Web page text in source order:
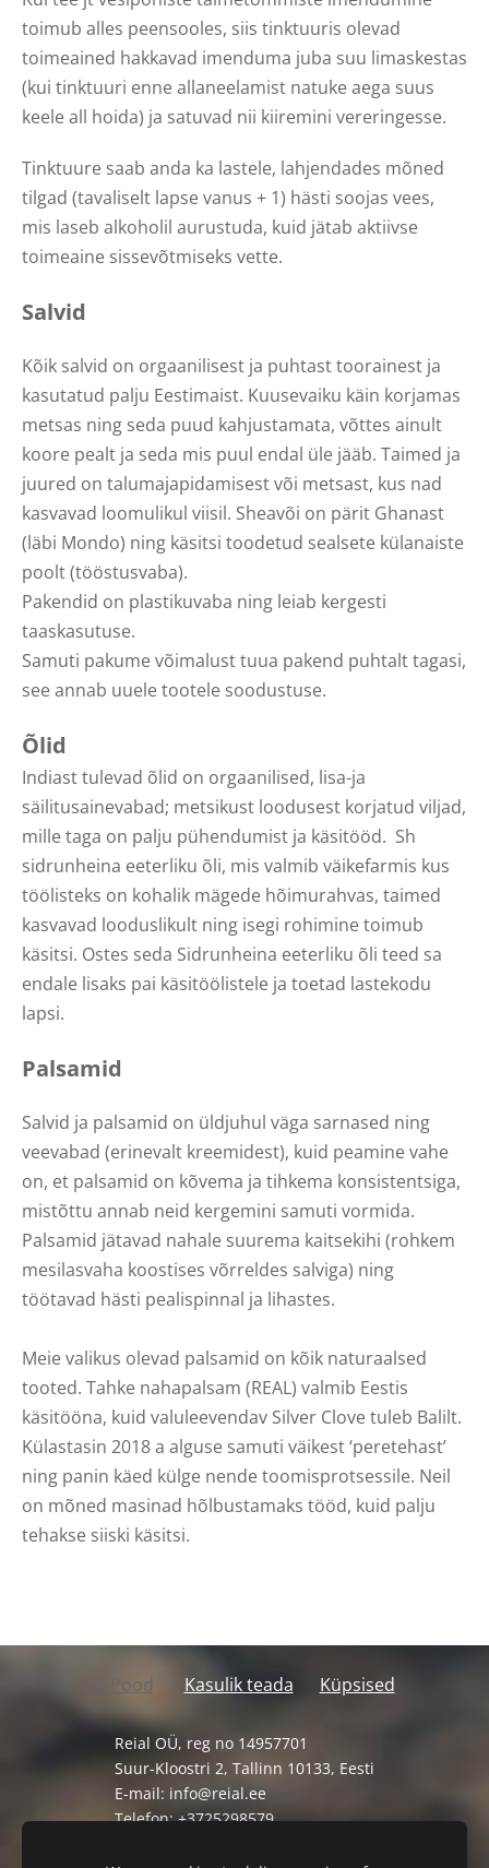
toimub alles peensooles, siis tinktuuris olevad
toimeained hakkavad imenduma juba suu limaskestas
(kui tinktuuri enne allaneelamist natuke aega suus
keele all hoida) ja satuvad nii kiiremini vereringesse.
Tinktuure saab anda ka lastele, lahjendades mõned
tilgad (tavaliselt lapse vanus + 1) hästi soojas vees,
mis laseb alkoholil aurustuda, kuid jätab aktiivse
toimeaine sissevõtmiseks vette.
Salvid
Kõik salvid on orgaanilisest ja puhtast toorainest ja
kasutatud palju Eestimaist. Kuusevaiku käin korjamas
metsas ning seda puud kahjustamata, võttes ainult
koore pealt ja seda mis puul endal üle jääb. Taimed ja
juured on talumajapidamisest või metsast, kus nad
kasvavad loomulikul viisil. Sheavõi on pärit Ghanast
(läbi Mondo) ning käsitsi toodetud sealsete külanaiste
poolt (tööstusvaba).
Pakendid on plastikuvaba ning leiab kergesti
taaskasutuse.
Samuti pakume võimalust tuua pakend puhtalt tagasi,
see annab uuele tootele soodustuse.
Õlid
Indiast tulevad õlid on orgaanilised, lisa-ja
säilitusainevabad; metsikust loodusest korjatud viljad,
mille taga on palju pühendumist ja käsitööd. Sh
sidrunheina eeterliku õli, mis valmib väikefarmis kus
töölisteks on kohalik mägede hõimurahvas, taimed
kasvavad looduslikult ning isegi rohimine toimub
käsitsi. Ostes seda Sidrunheina eeterliku õli teed sa
endale lisaks pai käsitöölistele ja toetad lastekodu
lapsi.
Palsamid
Salvid ja palsamid on üldjuhul väga sarnased ning
veevabad (erinevalt kreemidest), kuid peamine vahe
on, et palsamid on kõvema ja tihkema konsistentsiga,
mistõttu annab neid kergemini samuti vormida.
Palsamid jätavad nahale suurema kaitsekihi (rohkem
mesilasvaha koostises võrreldes salviga) ning
töötavad hästi pealispinnal ja lihastes.
Meie valikus olevad palsamid on kõik naturaalsed
tooted. Tahke nahapalsam (REAL) valmib Eestis
käsitööna, kuid valuleevendav Silver Clove tuleb Balilt.
Külastasin 2018 a alguse samuti väikest ‘peretehast’
ning panin käed külge nende toomisprotsessile. Neil
on mõned masinad hõlbustamaks tööd, kuid palju
tehakse siiski käsitsi.
E-Pood Kasulik teada Küpsised
Reial OÜ, reg no 14957701
Suur-Kloostri 2, Tallinn 10133, Eesti
E-mail: info@reial.ee
Telefon: +3725298579